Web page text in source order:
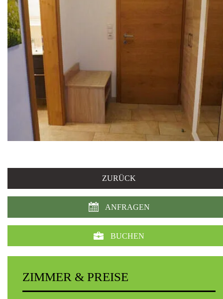
ZURÜCK
ANFRAGEN
BUCHEN
ZIMMER & PREISE